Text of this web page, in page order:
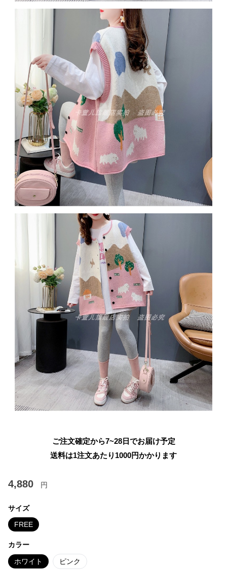
ご注文確定から7~28日でお届け予定
送料は1注文あたり 1000円かかります
4,880 円
サイズ
FREE
カラー
ホワイト ピンク